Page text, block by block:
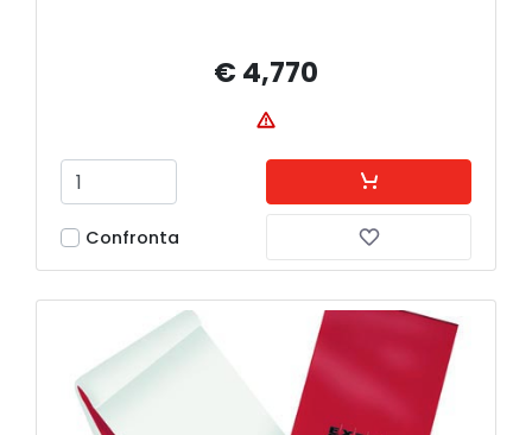
€ 4,770
Confronta